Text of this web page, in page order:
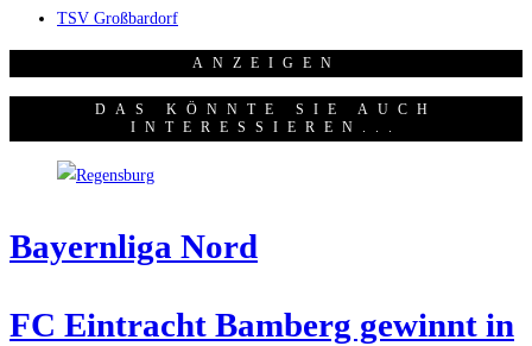
TSV Großbardorf
ANZEI­GEN
DAS KÖNNTE SIE AUCH
INTERESSIEREN...
Bay­ern­li­ga Nord
FC Ein­tracht Bam­berg gewinnt in